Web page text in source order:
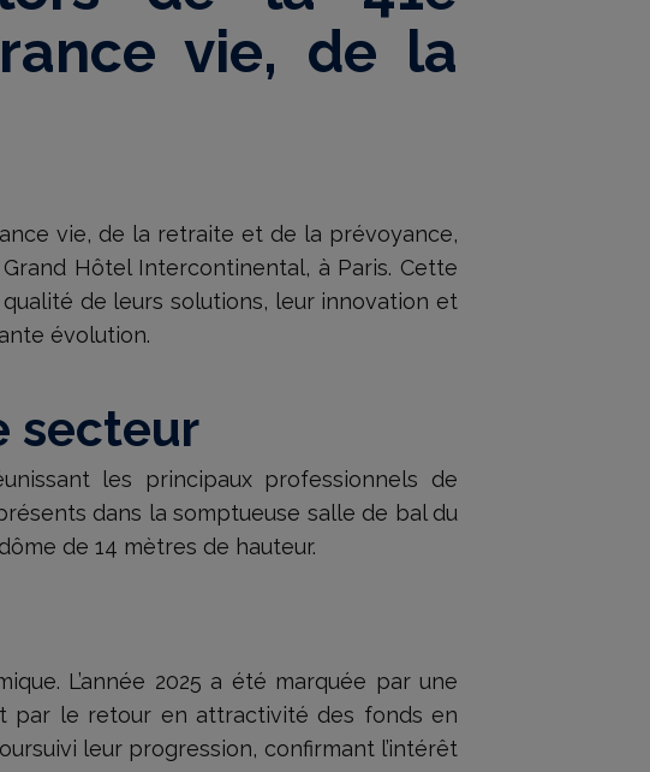
vie, de la
vie, de la retraite et de la prévoyance,
Hôtel Intercontinental, à Paris. Cette
de leurs solutions, leur innovation et
évolution.
secteur
les principaux professionnels de
dans la somptueuse salle de bal du
de 14 mètres de hauteur.
L’année 2025 a été marquée par une
par le retour en attractivité des fonds en
leur progression, confirmant l’intérêt